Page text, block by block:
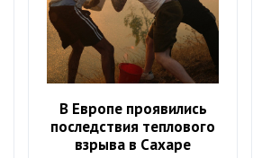
В Европе проявились
последствия теплового
взрыва в Сахаре